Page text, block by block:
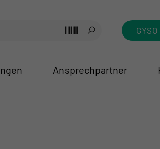
GYSO
Ansprechpartner